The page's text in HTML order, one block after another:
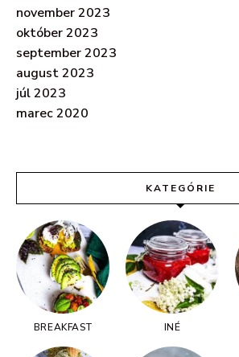
november 2023
október 2023
september 2023
august 2023
júl 2023
marec 2020
KATEGÓRIE
BREAKFAST INÉ